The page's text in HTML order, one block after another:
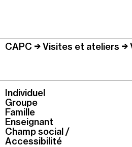
CAPC Visites et ateliers
Individuel
Groupe
Famille
Enseignant
Champ social /
Accessibilité